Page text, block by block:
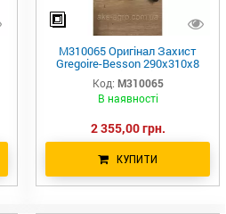
M310065 Оригінал Захист
Gregoire-Besson 290x310x8
мм. стійки лівий
Код: M310065
В наявності
2 355,00 грн.
КУПИТИ